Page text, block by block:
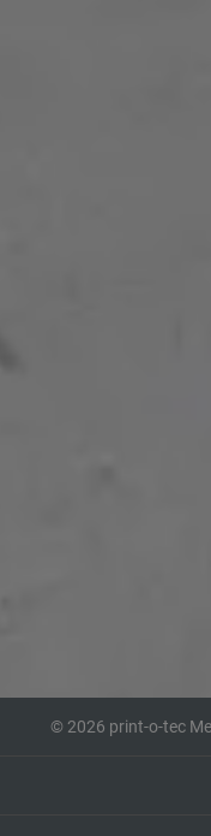
© 2026 print-o-tec